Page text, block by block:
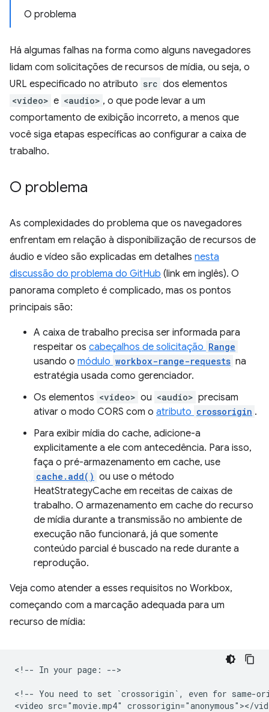
O problema
Há algumas falhas na forma como alguns navegadores
lidam com solicitações de recursos de mídia, ou seja, o
URL especificado no atributo src dos elementos
<video> e <audio> , o que pode levar a um
comportamento de exibição incorreto, a menos que
você siga etapas específicas ao configurar a caixa de
trabalho.
O problema
As complexidades do problema que os navegadores
enfrentam em relação à disponibilização de recursos de
áudio e vídeo são explicadas em detalhes nesta
discussão do problema do GitHub (link em inglês). O
panorama completo é complicado, mas os pontos
principais são:
A caixa de trabalho precisa ser informada para
respeitar os cabeçalhos de solicitação Range
usando o módulo workbox-range-requests na
estratégia usada como gerenciador.
Os elementos <video> ou <audio> precisam
ativar o modo CORS com o atributo crossorigin .
Para exibir mídia do cache, adicione-a
explicitamente a ele com antecedência. Para isso,
faça o pré-armazenamento em cache, use
cache.add() ou use o método
HeatStrategyCache em receitas de caixas de
trabalho. O armazenamento em cache do recurso
de mídia durante a transmissão no ambiente de
execução não funcionará, já que somente
conteúdo parcial é buscado na rede durante a
reprodução.
Veja como atender a esses requisitos no Workbox,
começando com a marcação adequada para um
recurso de mídia:
<!-- In your page: -->
<!-- You need to set `crossorigin`, even for same-
<video src="movie.mp4" crossorigin="anonymous"></